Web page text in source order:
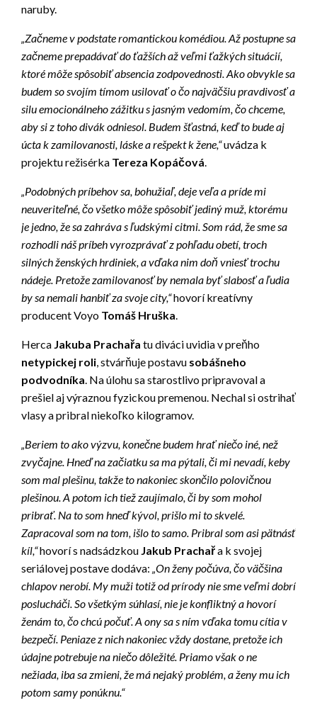
naruby.
„Začneme v podstate romantickou komédiou. Až postupne sa
začneme prepadávať do ťažších až veľmi ťažkých situácií,
ktoré môže spôsobiť absencia zodpovednosti. Ako obvykle sa
budem so svojím tímom usilovať o čo najväčšiu pravdivosť a
silu emocionálneho zážitku s jasným vedomím, čo chceme,
aby si z toho divák odniesol. Budem šťastná, keď to bude aj
úcta k zamilovanosti, láske a rešpekt k žene,“uvádza k
projektu režisérka Tereza Kopáčová.
„Podobných príbehov sa, bohužiaľ, deje veľa a príde mi
neuveriteľné, čo všetko môže spôsobiť jediný muž, ktorému
je jedno, že sa zahráva s ľudskými citmi. Som rád, že sme sa
rozhodli náš príbeh vyrozprávať z pohľadu obetí, troch
silných ženských hrdiniek, a vďaka nim doň vniesť trochu
nádeje. Pretože zamilovanosť by nemala byť slabosť a ľudia
by sa nemali hanbiť za svoje city,“hovorí kreatívny
producent Voyo Tomáš Hruška.
Herca Jakuba Prachařa tu diváci uvidia v preňho
netypickej roli, stvárňuje postavu sobášneho
podvodníka. Na úlohu sa starostlivo pripravoval a
prešiel aj výraznou fyzickou premenou. Nechal si ostrihať
vlasy a pribral niekoľko kilogramov.
„Beriem to ako výzvu, konečne budem hrať niečo iné, než
zvyčajne. Hneď na začiatku sa ma pýtali, či mi nevadí, keby
som mal plešinu, takže to nakoniec skončilo polovičnou
plešinou. A potom ich tiež zaujímalo, či by som mohol
pribrať. Na to som hneď kývol, prišlo mi to skvelé.
Zapracoval som na tom, išlo to samo. Pribral som asi pätnásť
kíl,“hovorí s nadsádzkou Jakub Prachařa k svojej
seriálovej postave dodáva: „On ženy počúva, čo väčšina
chlapov nerobí. My muži totiž od prírody nie sme veľmi dobrí
poslucháči. So všetkým súhlasí, nie je konfliktný a hovorí
ženám to, čo chcú počuť. A ony sa s ním vďaka tomu cítia v
bezpečí. Peniaze z nich nakoniec vždy dostane, pretože ich
údajne potrebuje na niečo dôležité. Priamo však o ne
nežiada, iba sa zmieni, že má nejaký problém, a ženy mu ich
potom samy ponúknu.“